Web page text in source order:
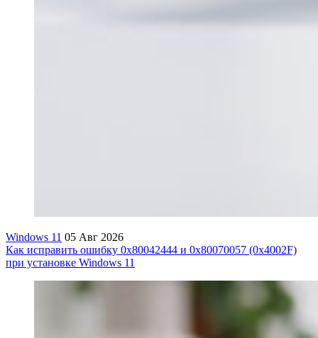
Windows 11 05 Авг 2026
Как исправить ошибку 0x80042444 и 0x80070057 (0x4002F)
при установке Windows 11